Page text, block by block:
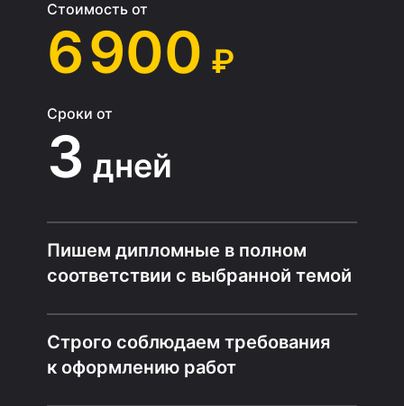
Стоимость от
6 900 ₽
Сроки от
3 дней
Пишем дипломные в полном
соответствии с выбранной темой
Строго соблюдаем требования
к оформлению работ